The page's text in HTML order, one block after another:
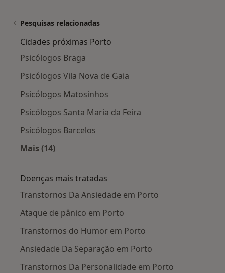
Pesquisas relacionadas
Cidades próximas Porto
Psicólogos Braga
Psicólogos Vila Nova de Gaia
Psicólogos Matosinhos
Psicólogos Santa Maria da Feira
Psicólogos Barcelos
Mais (14)
Doenças mais tratadas
Transtornos Da Ansiedade em Porto
Ataque de pânico em Porto
Transtornos do Humor em Porto
Ansiedade Da Separação em Porto
Transtornos Da Personalidade em Porto